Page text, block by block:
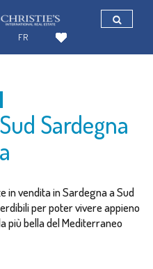
Sardegna
in vendita in Sardegna a Sud
per poter vivere appieno
più bella del Mediterraneo
FR